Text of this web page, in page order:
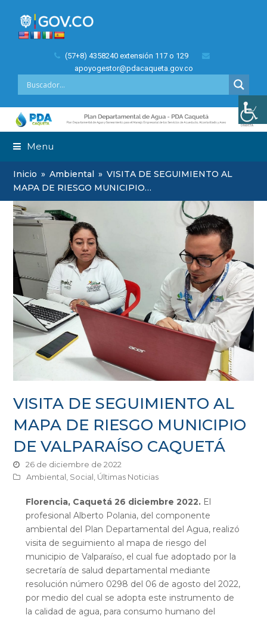
(57+8) 4358240 extensión 117 o 129
apoyogestor@pdacaqueta.gov.co
Menu
Inicio » Ambiental » VISITA DE SEGUIMIENTO AL
MAPA DE RIESGO MUNICIPIO…
VISITA DE SEGUIMIENTO AL
MAPA DE RIESGO MUNICIPIO
DE VALPARAÍSO CAQUETÁ
26 de diciembre de 2022
Ambiental, Social, Últimas Noticias
Florencia, Caquetá 26 diciembre 2022.El
profesional Alberto Polania, del componente
ambiental del Plan Departamental del Agua, realizó
visita de seguimiento al mapa de riesgo del
municipio de Valparaíso, el cual fue adoptado por la
secretaría de salud departamental mediante
resolución número 0298 del 06 de agosto del 2022,
por medio del cual se adopta este instrumento de
la calidad de agua, para consumo humano del